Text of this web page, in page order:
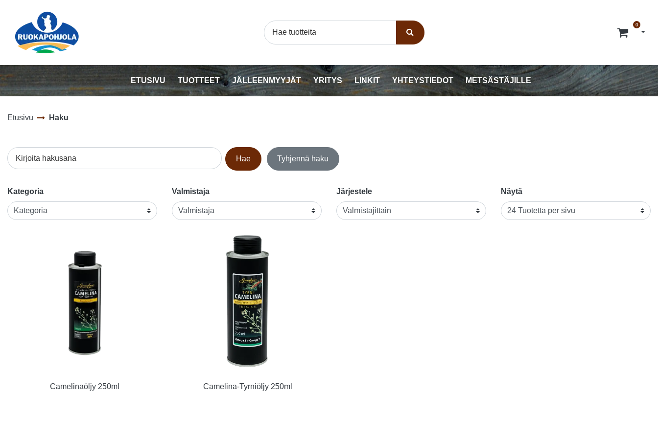
0
Avaa
ETUSIVU TUOTTEET JÄLLEENMYYJÄT YRITYS LINKIT YHTEYSTIEDOT METSÄSTÄJILLE
Etusivu Haku
Kirjoita hakusana
Hae Tyhjennä haku
Kategoria Valmistaja Järjestele Näytä
Camelinaöljy 250ml Camelina-Tyrniöljy 250ml